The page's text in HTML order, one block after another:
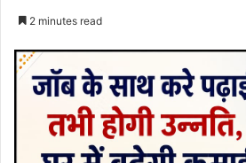
2 minutes read